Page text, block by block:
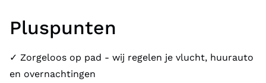
Pluspunten
✓ Zorgeloos op pad - wij regelen je vlucht, huurauto
en overnachtingen